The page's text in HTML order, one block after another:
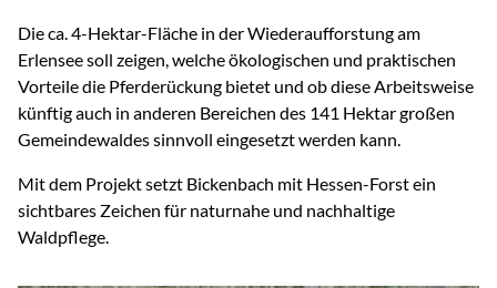
Die ca. 4-Hektar-Fläche in der Wiederaufforstung am
Erlensee soll zeigen, welche ökologischen und praktischen
Vorteile die Pferderückung bietet und ob diese Arbeitsweise
künftig auch in anderen Bereichen des 141 Hektar großen
Gemeindewaldes sinnvoll eingesetzt werden kann.
Mit dem Projekt setzt Bickenbach mit Hessen-Forst ein
sichtbares Zeichen für naturnahe und nachhaltige
Waldpflege.